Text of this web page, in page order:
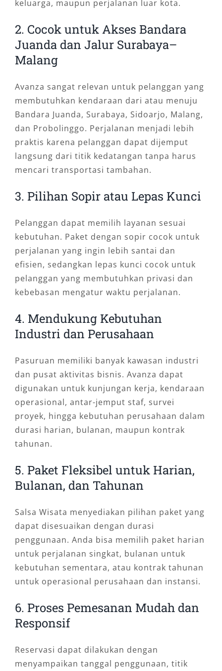
keluarga, maupun perjalanan luar kota.
2. Cocok untuk Akses Bandara
Juanda dan Jalur Surabaya–
Malang
Avanza sangat relevan untuk pelanggan yang
membutuhkan kendaraan dari atau menuju
Bandara Juanda, Surabaya, Sidoarjo, Malang,
dan Probolinggo. Perjalanan menjadi lebih
praktis karena pelanggan dapat dijemput
langsung dari titik kedatangan tanpa harus
mencari transportasi tambahan.
3. Pilihan Sopir atau Lepas Kunci
Pelanggan dapat memilih layanan sesuai
kebutuhan. Paket dengan sopir cocok untuk
perjalanan yang ingin lebih santai dan
efisien, sedangkan lepas kunci cocok untuk
pelanggan yang membutuhkan privasi dan
kebebasan mengatur waktu perjalanan.
4. Mendukung Kebutuhan
Industri dan Perusahaan
Pasuruan memiliki banyak kawasan industri
dan pusat aktivitas bisnis. Avanza dapat
digunakan untuk kunjungan kerja, kendaraan
operasional, antar-jemput staf, survei
proyek, hingga kebutuhan perusahaan dalam
durasi harian, bulanan, maupun kontrak
tahunan.
5. Paket Fleksibel untuk Harian,
Bulanan, dan Tahunan
Salsa Wisata menyediakan pilihan paket yang
dapat disesuaikan dengan durasi
penggunaan. Anda bisa memilih paket harian
untuk perjalanan singkat, bulanan untuk
kebutuhan sementara, atau kontrak tahunan
untuk operasional perusahaan dan instansi.
6. Proses Pemesanan Mudah dan
Responsif
Reservasi dapat dilakukan dengan
menyampaikan tanggal penggunaan, titik